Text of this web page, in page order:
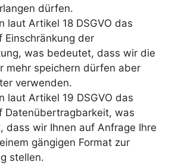
dürfen.
laut Artikel 18 DSGVO das
Einschränkung der
was bedeutet, dass wir die
mehr speichern dürfen aber
verwenden.
laut Artikel 19 DSGVO das
Datenübertragbarkeit, was
dass wir Ihnen auf Anfrage Ihre
gängigen Format zur
stellen.